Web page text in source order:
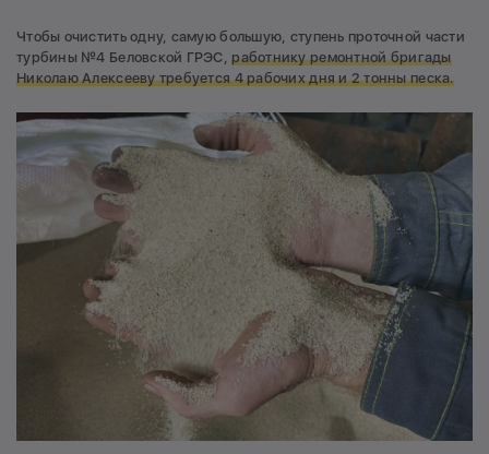
Чтобы очистить одну, самую большую, ступень проточной части
турбины №4 Беловской ГРЭС,работнику ремонтной бригады
Николаю Алексееву требуется 4 рабочих дня и 2 тонны песка.